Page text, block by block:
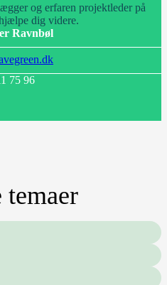
og erfaren projektleder på
dig videre.
Ravnbøl
75 96